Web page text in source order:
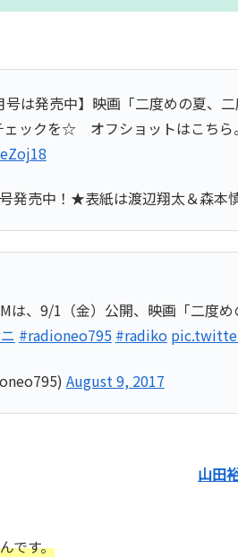
号は発売中】映画「二度めの夏
ックを☆ オフショットはこちら
発売中！★表紙は渡辺翔太＆森本
は、9/1（金）公開、映画「二度
#radioneo795 #radiko
August 9, 2017
山田
です。